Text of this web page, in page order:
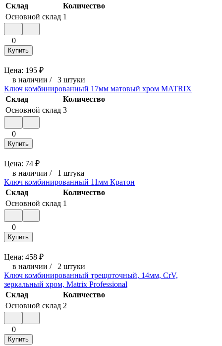
Склад
Количество
Основной склад 1
0
Купить
Цена: 195 ₽
в наличии / 3 штуки
Ключ комбинированный 17мм матовый хром MATRIX
Склад
Количество
Основной склад 3
0
Купить
Цена: 74 ₽
в наличии / 1 штука
Ключ комбинированный 11мм Кратон
Склад
Количество
Основной склад 1
0
Купить
Цена: 458 ₽
в наличии / 2 штуки
Ключ комбинированный трещоточный, 14мм, CrV,
зеркальный хром, Matrix Professional
Склад
Количество
Основной склад 2
0
Купить